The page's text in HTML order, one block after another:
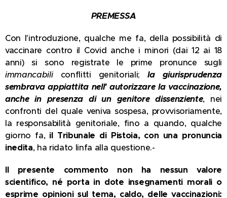
PREMESSA
Con l'introduzione, qualche me fa, della possibilità di
vaccinare contro il Covid anche i minori (dai 12 ai 18
anni) si sono registrate le prime pronunce sugli
immancabili conflitti genitoriali;la giurisprudenza
sembrava appiattita nell' autorizzare la vaccinazione,
anche in presenza di un genitore dissenziente, nei
confronti del quale veniva sospesa, provvisoriamente,
la responsabilità genitoriale, fino a quando, qualche
giorno fa, il Tribunale di Pistoia, con una pronuncia
inedita, ha ridato linfa alla questione.-
Il presente commento non ha nessun valore
scientifico, né porta in dote insegnamenti morali o
esprime opinioni sul tema, caldo, delle vaccinazioni: